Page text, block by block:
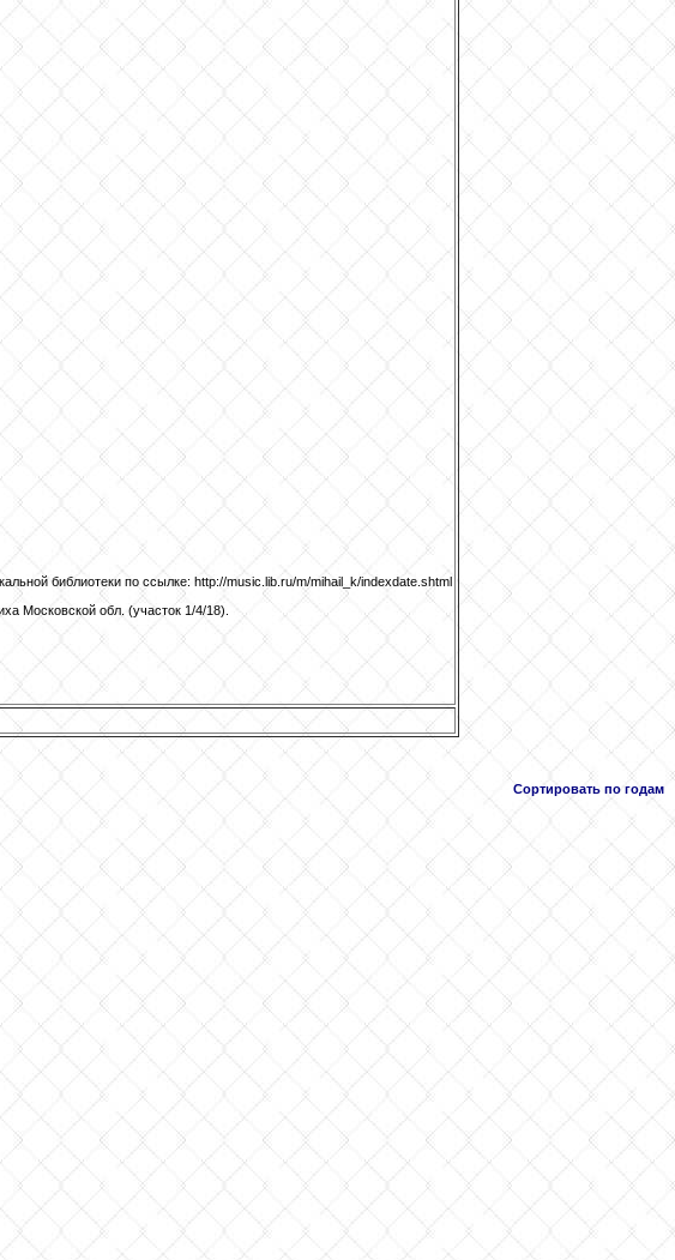
библиотеки по ссылке: http://music.lib.ru/m/mihail_k/indexdate.shtml
Московской обл. (участок 1/4/18).
Сортировать по годам